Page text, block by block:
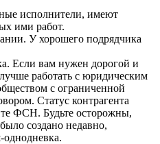
исполнители, имеют
ими работ.
У хорошего подрядчика
Если вам нужен дорогой и
работать с юридическим
с ограниченной
Статус контрагента
ФСН. Будьте осторожны,
создано недавно,